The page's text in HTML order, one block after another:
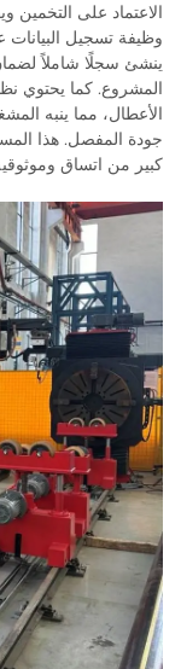
الاعتماد على
وظيفة تسجيل
ينشئ سجلًا شاملاً
المشروع. كما يحتوي
الأعطال، مما ينبه
جودة المفصل. هذا
كبير من اتساق